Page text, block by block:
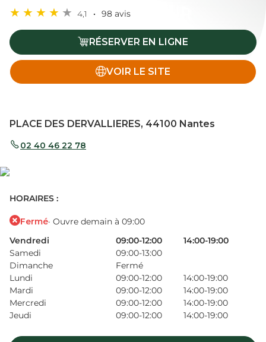
4,1 98 avis
RÉSERVER EN LIGNE
VOIR LE SITE
PLACE DES DERVALLIERES, 44100 Nantes
02 40 46 22 78
HORAIRES :
Fermé· Ouvre demain à 09:00
Vendredi
09:00-12:00
14:00-19:00
Samedi
09:00-13:00
Dimanche
Fermé
Lundi
09:00-12:00
14:00-19:00
Mardi
09:00-12:00
14:00-19:00
Mercredi
09:00-12:00
14:00-19:00
Jeudi
09:00-12:00 14:00-19:00